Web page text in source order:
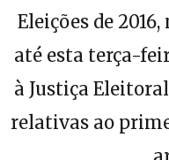
Eleições de
até esta terça-
à Justiça
relativas ao